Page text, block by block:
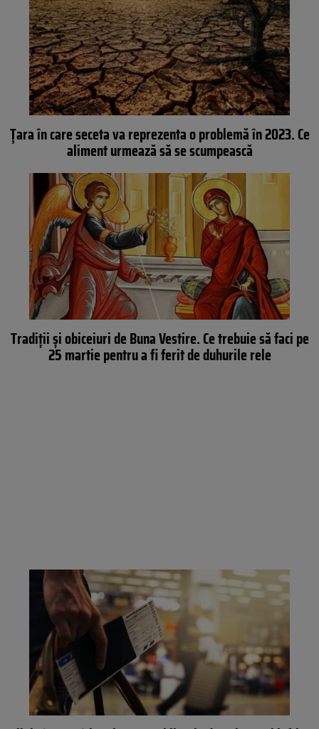
Țara în care seceta va reprezenta o problemă în 2023. Ce
aliment urmează să se scumpească
Tradiții și obiceiuri de Buna Vestire. Ce trebuie să faci pe
25 martie pentru a fi ferit de duhurile rele